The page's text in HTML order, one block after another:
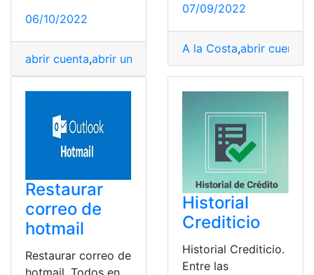
06/10/2022
abrir cuenta,abrir una cuenta Afiliaciones
07/09/2022
A la Costa,abrir cuenta
Restaurar
correo de
hotmail
Restaurar correo de
hotmail. Todos en
Historial
Crediticio
Historial Crediticio.
Entre las